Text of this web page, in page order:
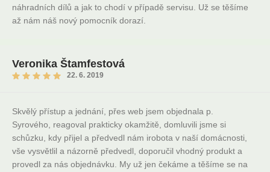
náhradních dílů a jak to chodí v případě servisu. Už se těšíme
až nám náš nový pomocník dorazí.
Veronika Štamfestová
22. 6. 2019
Skvělý přístup a jednání, přes web jsem objednala p.
Syrového, reagoval prakticky okamžitě, domluvili jsme si
schůzku, kdy přijel a předvedl nám irobota v naší domácnosti,
vše vysvětlil a názorně předvedl, doporučil vhodný produkt a
provedl za nás objednávku. My už jen čekáme a těšíme se na